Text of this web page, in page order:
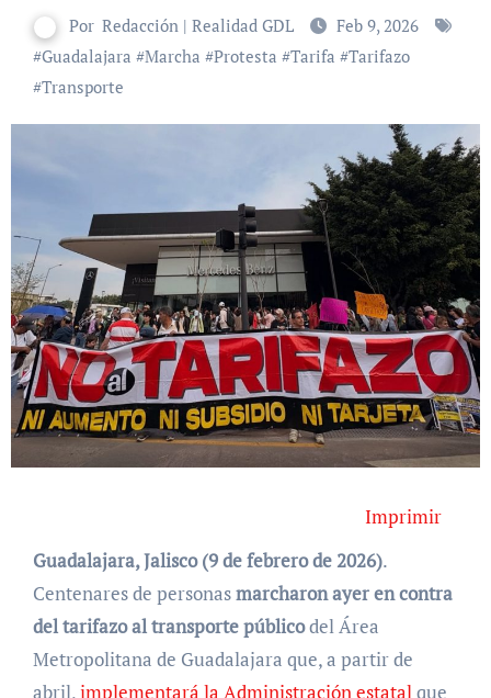
Por Redacción | Realidad GDL
Feb 9, 2026
#Guadalajara #Marcha #Protesta #Tarifa #Tarifazo
#Transporte
Imprimir
Guadalajara, Jalisco (9 de febrero de 2026).
Centenares de personasmarcharon ayer en contra
del tarifazo al transporte públicodel Área
Metropolitana de Guadalajara que, a partir de
abril,implementará la Administración estatalque